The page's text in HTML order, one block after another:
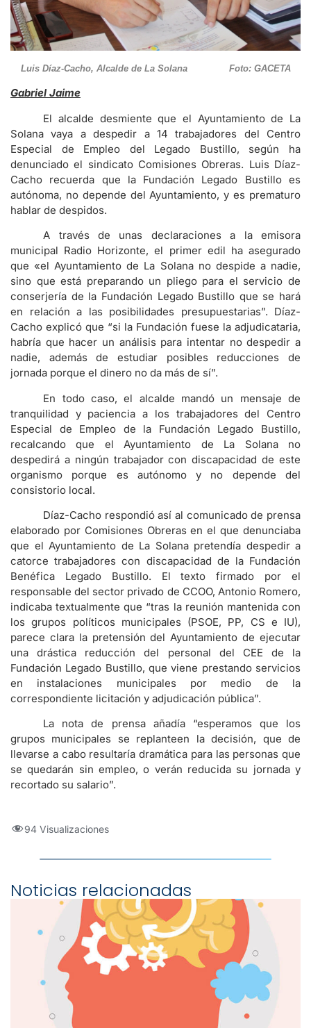
Luis Díaz-Cacho, Alcalde de La Solana Foto: GACETA
Gabriel Jaime
El alcalde desmiente que el Ayuntamiento de La
Solana vaya a despedir a 14 trabajadores del Centro
Especial de Empleo del Legado Bustillo, según ha
denunciado el sindicato Comisiones Obreras. Luis Díaz-
Cacho recuerda que la Fundación Legado Bustillo es
autónoma, no depende del Ayuntamiento, y es prematuro
hablar de despidos.
A través de unas declaraciones a la emisora
municipal Radio Horizonte, el primer edil ha asegurado
que «el Ayuntamiento de La Solana no despide a nadie,
sino que está preparando un pliego para el servicio de
conserjería de la Fundación Legado Bustillo que se hará
en relación a las posibilidades presupuestarias”. Díaz-
Cacho explicó que “si la Fundación fuese la adjudicataria,
habría que hacer un análisis para intentar no despedir a
nadie, además de estudiar posibles reducciones de
jornada porque el dinero no da más de sí”.
En todo caso, el alcalde mandó un mensaje de
tranquilidad y paciencia a los trabajadores del Centro
Especial de Empleo de la Fundación Legado Bustillo,
recalcando que el Ayuntamiento de La Solana no
despedirá a ningún trabajador con discapacidad de este
organismo porque es autónomo y no depende del
consistorio local.
Díaz-Cacho respondió así al comunicado de prensa
elaborado por Comisiones Obreras en el que denunciaba
que el Ayuntamiento de La Solana pretendía despedir a
catorce trabajadores con discapacidad de la Fundación
Benéfica Legado Bustillo. El texto firmado por el
responsable del sector privado de CCOO, Antonio Romero,
indicaba textualmente que “tras la reunión mantenida con
los grupos políticos municipales (PSOE, PP, CS e IU),
parece clara la pretensión del Ayuntamiento de ejecutar
una drástica reducción del personal del CEE de la
Fundación Legado Bustillo, que viene prestando servicios
en instalaciones municipales por medio de la
correspondiente licitación y adjudicación pública”.
La nota de prensa añadía “esperamos que los
grupos municipales se replanteen la decisión, que de
llevarse a cabo resultaría dramática para las personas que
se quedarán sin empleo, o verán reducida su jornada y
recortado su salario”.
94 Visualizaciones
Noticias relacionadas